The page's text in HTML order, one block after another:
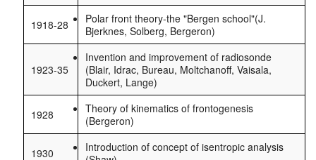
1918-28
Polar front theory-the "Bergen school"(J.
Bjerknes, Solberg, Bergeron)
1923-35
Invention and improvement of radiosonde
(Blair, Idrac, Bureau, Moltchanoff, Vaisala,
Duckert, Lange)
1928
Theory of kinematics of frontogenesis
(Bergeron)
1930
Introduction of concept of isentropic analysis